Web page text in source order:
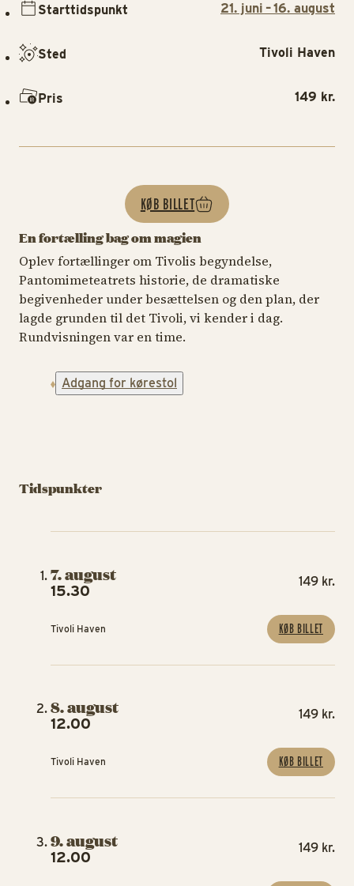
En fortælling bag om magien
Oplev fortællinger om Tivolis begyndelse,
Pantomimeteatrets historie, de dramatiske
begivenheder under besættelsen og den plan, der
lagde grunden til det Tivoli, vi kender i dag.
Rundvisningen var en time.
Adgang for kørestol
Starttidspunkt 21. juni – 16. august
Sted Tivoli Haven
Pris 149 kr.
KØB BILLET
Tidspunkter
7. august
15.30
Tivoli Haven
149 kr.
KØB BILLET
8. august
12.00
Tivoli Haven
149 kr.
KØB BILLET
9. august
12.00
149 kr.